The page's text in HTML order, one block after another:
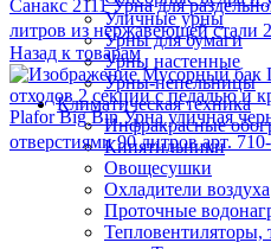
Уличные урны
Урны для бумаги
Урны настенные
Урны-пепельницы
Климатическая техника
Инфракрасные
Кипятильники
Овощесушки
Охладители воздуха
Проточные
Санакс 2111 Урна для
литров из нержавеющей стали
Назад к товарам
Plafor Big Bin Урна уличная
отверстиями 90 литров арт.